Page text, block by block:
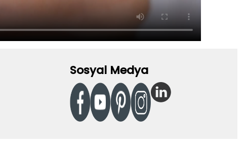
Sosyal Medya